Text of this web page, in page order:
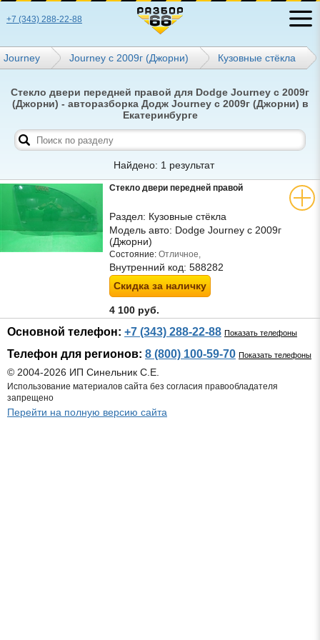
+7 (343) 288-22-88
Journey Journey с 2009г (Джорни) Кузовные стёкла
Стекло двери передней правой для Dodge Journey с 2009г
(Джорни) - авторазборка Додж Journey с 2009г (Джорни) в
Екатеринбурге
Найдено: 1 результат
Стекло двери передней правой
Раздел: Кузовные стёкла
Модель авто: Dodge Journey с 2009г
(Джорни)
Состояние: Отличное,
Внутренний код: 588282
Скидка за наличку
4 100 руб.
Основной телефон: +7 (343) 288-22-88 Показать телефоны
Телефон для регионов: 8 (800) 100-59-70 Показать телефоны
© 2004-2026 ИП Синельник С.Е.
Использование материалов сайта без согласия правообладателя
запрещено
Перейти на полную версию сайта